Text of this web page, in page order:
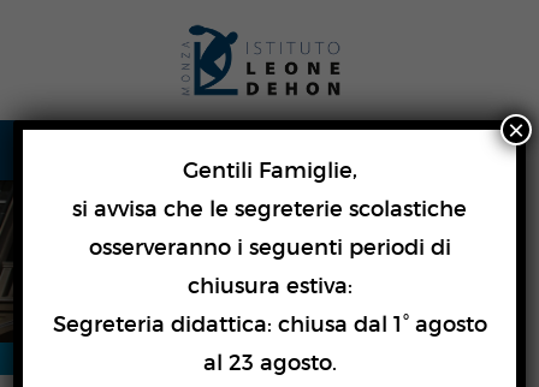
Istituto Leone Dehon
Chi siamo
Gentili Famiglie,
si avvisa che le segreterie scolastiche
osserveranno i seguenti periodi di
chiusura estiva:
Segreteria didattica: chiusa dal 1° agosto
al 23 agosto.
×